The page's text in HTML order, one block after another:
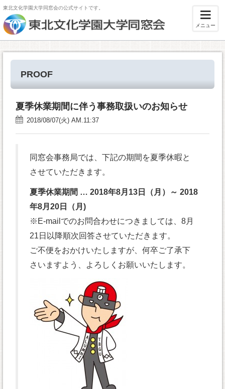
東北文化学園大学同窓会の公式サイトです。
メニュー
PROOF
夏季休業期間に伴う事務取扱いのお知らせ
2018/08/07(火) AM.11:37
同窓会事務局では、下記の期間を夏季休暇と
させていただきます。
夏季休業期間 … 2018年8月13日（月）～ 2018
年8月20日（月)
※E-mailでのお問合わせにつきましては、8月
21日以降順次回答させていただきます。
ご不便をおかけいたしますが、何卒ご了承下
さいますよう、よろしくお願いいたします。